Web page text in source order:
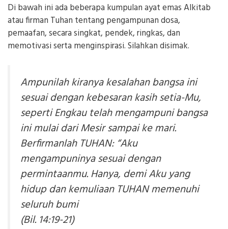
Di bawah ini ada beberapa kumpulan ayat emas Alkitab
atau firman Tuhan tentang pengampunan dosa,
pemaafan, secara singkat, pendek, ringkas, dan
memotivasi serta menginspirasi. Silahkan disimak.
Ampunilah kiranya kesalahan bangsa ini
sesuai dengan kebesaran kasih setia-Mu,
seperti Engkau telah mengampuni bangsa
ini mulai dari Mesir sampai ke mari.
Berfirmanlah TUHAN: “Aku
mengampuninya sesuai dengan
permintaanmu. Hanya, demi Aku yang
hidup dan kemuliaan TUHAN memenuhi
seluruh bumi
(Bil. 14:19-21)